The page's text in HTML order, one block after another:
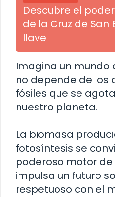
Descubre el
de la Cruz de San
llave
Imagina un mundo
no depende de los
fósiles que se
nuestro planeta.
La biomasa
fotosíntesis se
poderoso motor
impulsa un futuro
respetuoso con el